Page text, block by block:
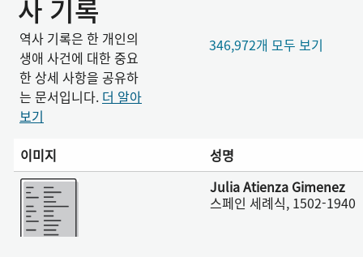
사 기록
역사 기록은 한 개인의
생애 사건에 대한 중요
한 상세 사항을 공유하
는 문서입니다. 더 알아
보기
346,972개 모두 보기
이미지
성명
더 보기
Julia Atienza Gimenez
스페인 세례식, 1502-1940